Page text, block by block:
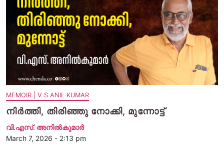
MEMOIR | V S ANIL KUMAR
നിർത്തി, തിരിഞ്ഞു നോക്കി, മുന്നോട്ട്
വി.എസ്. അനിൽകുമാർ
March 7, 2026 - 2:13 pm